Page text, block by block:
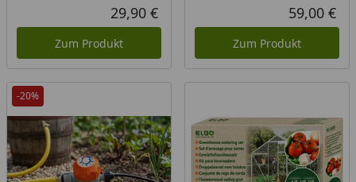
Aktueller Preis
29,90 €
Zum Produkt
59,00 €
Zum Produkt
-20%